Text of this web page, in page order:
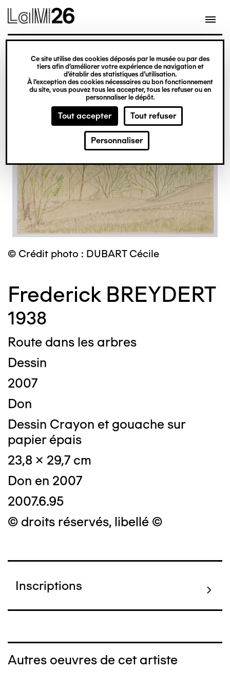
Gestion des cookies
Ce site utilise des cookies déposés par le musée ou par des
tiers afin d’améliorer votre expérience de navigation et
d’établir des statistiques d’utilisation.
À l’exception des cookies nécessaires au bon fonctionnement
du site, vous pouvez tous les accepter, tous les refuser ou en
personnaliser le dépôt.
Tout accepter Tout refuser
Personnaliser
contenu
© Crédit photo : DUBART Cécile
Frederick BREYDERT
1938
Route dans les arbres
Dessin
2007
Don
Dessin Crayon et gouache sur
papier épais
23,8 x 29,7 cm
Don en 2007
2007.6.95
© droits réservés, libellé ©
Inscriptions
Autres oeuvres de cet artiste